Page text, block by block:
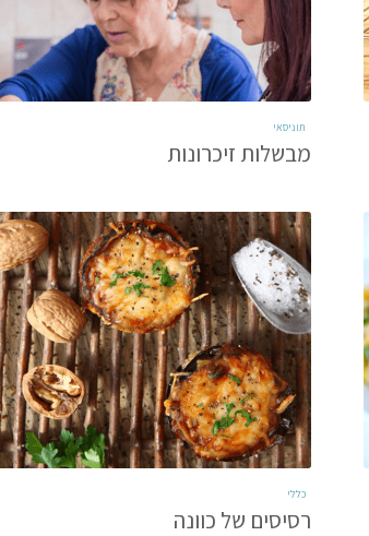
תוניסאי
מבשלות זיכרונות
כללי
רסיסים של כוונה